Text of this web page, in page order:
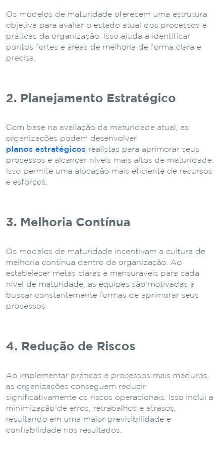
Os modelos de maturidade oferecem uma estrutura
objetiva para avaliar o estado atual dos processos e
práticas da organização. Isso ajuda a identificar
pontos fortes e áreas de melhoria de forma clara e
precisa.
2. Planejamento Estratégico
Com base na avaliação da maturidade atual, as
organizações podem desenvolver
planos estratégicos realistas para aprimorar seus
processos e alcançar níveis mais altos de maturidade.
Isso permite uma alocação mais eficiente de recursos
e esforços.
3. Melhoria Contínua
Os modelos de maturidade incentivam a cultura de
melhoria contínua dentro da organização. Ao
estabelecer metas claras e mensuráveis para cada
nível de maturidade, as equipes são motivadas a
buscar constantemente formas de aprimorar seus
processos.
4. Redução de Riscos
Ao implementar práticas e processos mais maduros,
as organizações conseguem reduzir
significativamente os riscos operacionais. Isso inclui a
minimização de erros, retrabalhos e atrasos,
resultando em uma maior previsibilidade e
confiabilidade nos resultados.